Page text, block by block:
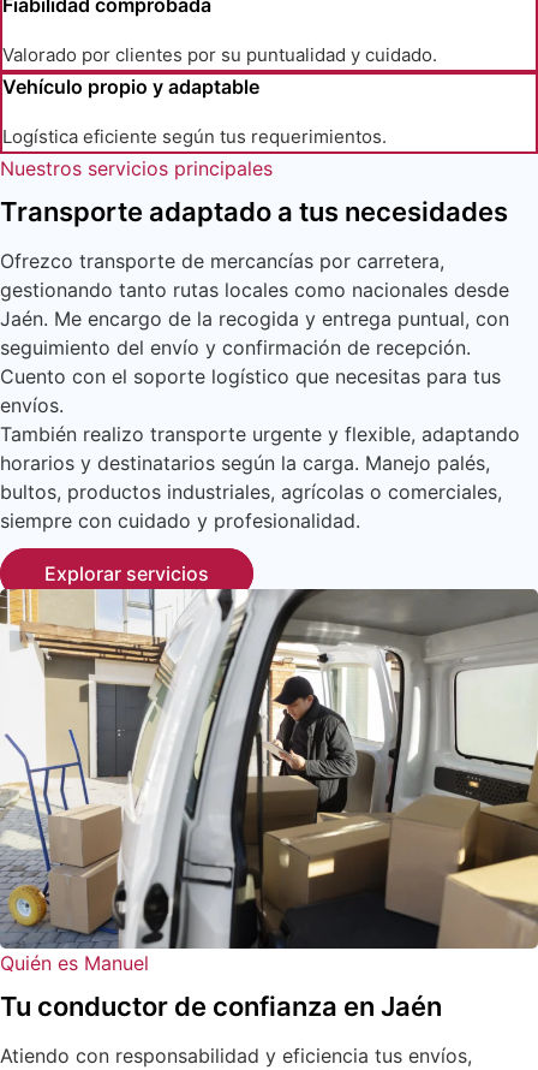
Fiabilidad comprobada
Valorado por clientes por su puntualidad y cuidado.
Vehículo propio y adaptable
Logística eficiente según tus requerimientos.
Nuestros servicios principales
Transporte adaptado a tus necesidades
Ofrezco transporte de mercancías por carretera,
gestionando tanto rutas locales como nacionales desde
Jaén. Me encargo de la recogida y entrega puntual, con
seguimiento del envío y confirmación de recepción.
Cuento con el soporte logístico que necesitas para tus
envíos.
También realizo transporte urgente y flexible, adaptando
horarios y destinatarios según la carga. Manejo palés,
bultos, productos industriales, agrícolas o comerciales,
siempre con cuidado y profesionalidad.
Explorar servicios
Quién es Manuel
Tu conductor de confianza en Jaén
Atiendo con responsabilidad y eficiencia tus envíos,